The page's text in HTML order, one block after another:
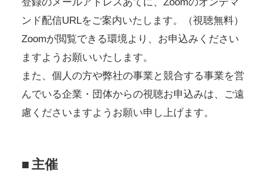
ンド配信URLをご案内いたします。（視聴無料）
Zoomが閲覧できる環境より、お申込みください
ますようお願いいたします。
また、個人の方や弊社の事業と競合する事業を営
んでいる企業・団体からの視聴お申込みは、ご遠
慮くださいますようお願い申し上げます。
■ 主催